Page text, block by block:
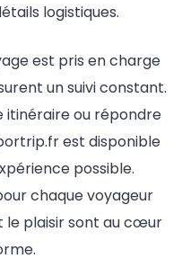
logistiques.
est pris en charge
un suivi constant.
itinéraire ou répondre
est disponible
possible.
chaque voyageur
le plaisir sont au cœur